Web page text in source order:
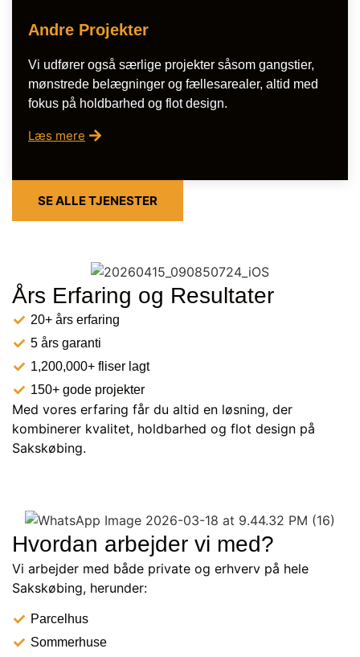
Andre Projekter
Vi udfører også særlige projekter såsom gangstier,
mønstrede belægninger og fællesarealer, altid med
fokus på holdbarhed og flot design.
Læs mere
SE ALLE TJENESTER
Års Erfaring og Resultater
20+ års erfaring
5 års garanti
1,200,000+ fliser lagt
150+ gode projekter
Med vores erfaring får du altid en løsning, der
kombinerer kvalitet, holdbarhed og flot design på
Sakskøbing.
Hvordan arbejder vi med?
Vi arbejder med både private og erhverv på hele
Sakskøbing, herunder:
Parcelhus
Sommerhuse